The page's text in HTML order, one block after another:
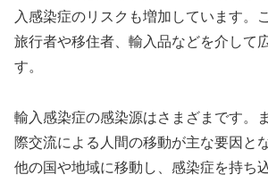
入感染症のリスクも増加しています。
旅行者や移住者、輸入品などを介して
す。
輸入感染症の感染源はさまざまです。
際交流による人間の移動が主な要因と
他の国や地域に移動し、感染症を持ち